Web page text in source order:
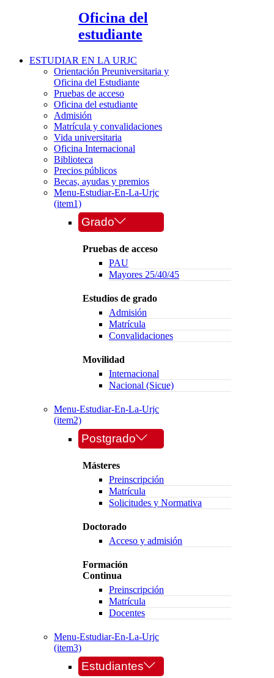
Oficina del
estudiante
ESTUDIAR EN LA URJC
Orientación Preuniversitaria y
Oficina del Estudiante
Pruebas de acceso
Oficina del estudiante
Admisión
Matrícula y convalidaciones
Vida universitaria
Oficina Internacional
Biblioteca
Precios públicos
Becas, ayudas y premios
Menu-Estudiar-En-La-Urjc
(item1)
Grado
Pruebas de acceso
PAU
Mayores 25/40/45
Estudios de grado
Admisión
Matrícula
Convalidaciones
Movilidad
Internacional
Nacional (Sicue)
Menu-Estudiar-En-La-Urjc
(item2)
Postgrado
Másteres
Preinscripción
Matrícula
Solicitudes y Normativa
Doctorado
Acceso y admisión
Formación
Continua
Preinscripción
Matrícula
Docentes
Menu-Estudiar-En-La-Urjc
(item3)
Estudiantes